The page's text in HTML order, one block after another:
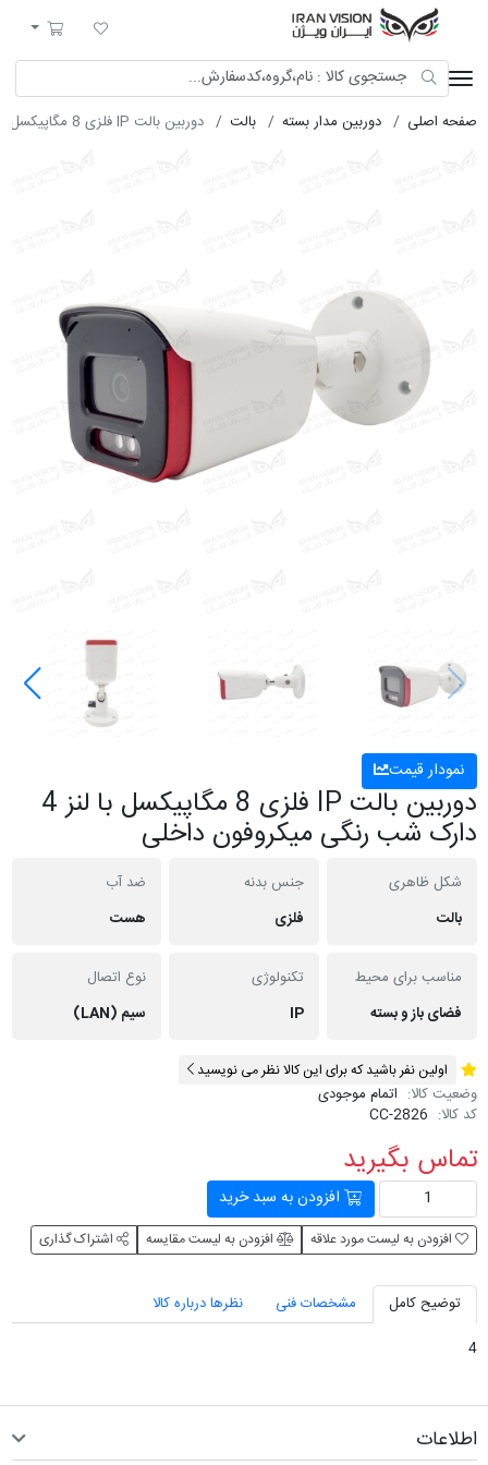
لیست مورد علاقه
سبد خرید
صفحه اصلی دوربین مدار بسته بالت دوربین بالت IP فلزی 8 مگاپیکسل با لنز 4 دارک شب رنگی میکروفون داخلی
نمودار قیمت
دوربین بالت IP فلزی 8 مگاپیکسل با لنز 4
دارک شب رنگی میکروفون داخلی
شکل ظاهری
بالت
جنس بدنه
فلزی
ضد آب
هست
مناسب برای محیط
فضای باز و بسته
تکنولوژی
IP
نوع اتصال
سیم (LAN)
اولین نفر باشید که برای این کالا نظر می نویسید
وضعیت کالا: اتمام موجودی
کد کالا: CC-2826
تماس بگیرید
افزودن به سبد خرید
افزودن به لیست مورد علاقه افزودن به لیست مقایسه اشتراک گذاری
توضیح کامل مشخصات فنی
نظرها درباره کالا
4
اطلاعات